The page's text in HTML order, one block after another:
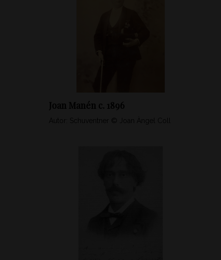
Joan Manén c. 1896
Autor: Schuventner © Joan Àngel Coll